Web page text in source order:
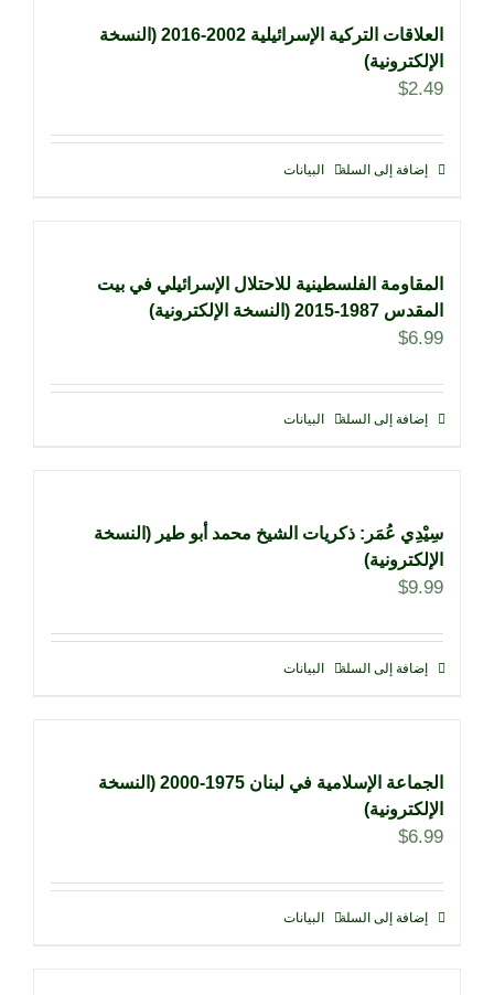
العلاقات التركية الإسرائيلية 2002-2016 (النسخة
الإلكترونية)
$2.49
إضافة إلى السلة البيانات
المقاومة الفلسطينية للاحتلال الإسرائيلي في بيت
المقدس 1987-2015 (النسخة الإلكترونية)
$6.99
إضافة إلى السلة البيانات
سِيْدِي عُمَر: ذكريات الشيخ محمد أبو طير (النسخة
الإلكترونية)
$9.99
إضافة إلى السلة البيانات
الجماعة الإسلامية في لبنان 1975-2000 (النسخة
الإلكترونية)
$6.99
إضافة إلى السلة البيانات